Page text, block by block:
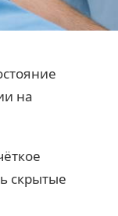
на
скрытые